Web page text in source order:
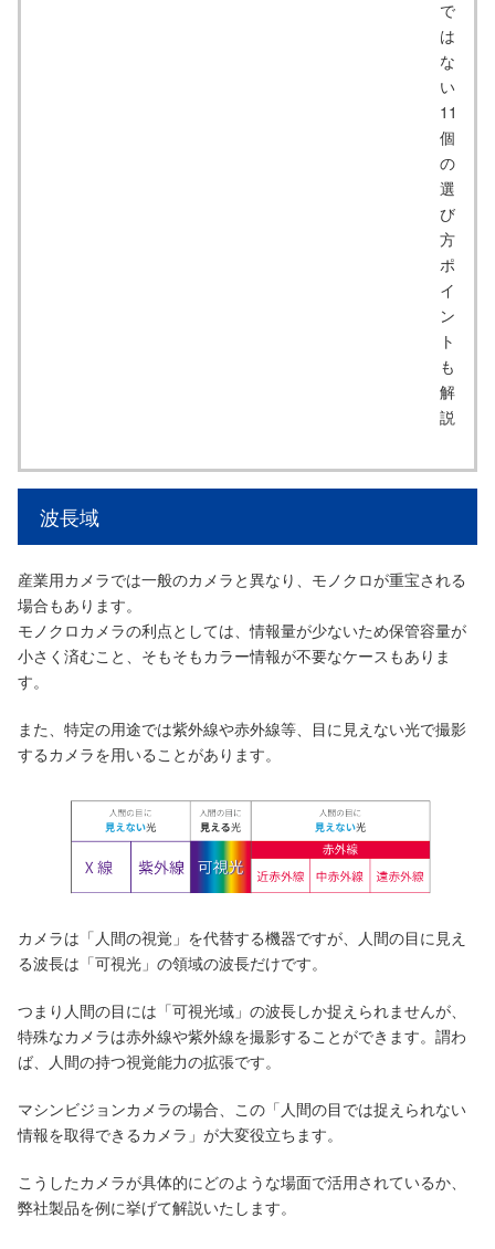
で
は
な
い
11
個
の
選
び
方
ポ
イ
ン
ト
も
解
説
波長域
産業用カメラでは一般のカメラと異なり、モノクロが重宝される
場合もあります。
モノクロカメラの利点としては、情報量が少ないため保管容量が
小さく済むこと、そもそもカラー情報が不要なケースもありま
す。
また、特定の用途では紫外線や赤外線等、目に見えない光で撮影
するカメラを用いることがあります。
カメラは「人間の視覚」を代替する機器ですが、人間の目に見え
る波長は「可視光」の領域の波長だけです。
つまり人間の目には「可視光域」の波長しか捉えられませんが、
特殊なカメラは赤外線や紫外線を撮影することができます。謂わ
ば、人間の持つ視覚能力の拡張です。
マシンビジョンカメラの場合、この「人間の目では捉えられない
情報を取得できるカメラ」が大変役立ちます。
こうしたカメラが具体的にどのような場面で活用されているか、
弊社製品を例に挙げて解説いたします。